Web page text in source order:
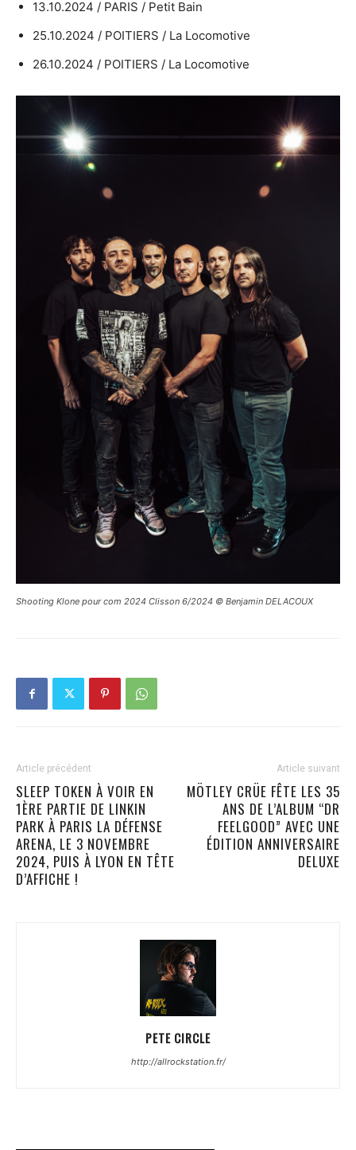
13.10.2024 / PARIS / Petit Bain
25.10.2024 / POITIERS / La Locomotive
26.10.2024 / POITIERS / La Locomotive
Shooting Klone pour com 2024 Clisson 6/2024 © Benjamin DELACOUX
Article précédent
SLEEP TOKEN À VOIR EN
1ÈRE PARTIE DE LINKIN
PARK À PARIS LA DÉFENSE
ARENA, LE 3 NOVEMBRE
2024, PUIS À LYON EN TÊTE
D’AFFICHE !
Article suivant
MÖTLEY CRÜE FÊTE LES 35
ANS DE L’ALBUM “DR
FEELGOOD” AVEC UNE
ÉDITION ANNIVERSAIRE
DELUXE
PETE CIRCLE
http://allrockstation.fr/